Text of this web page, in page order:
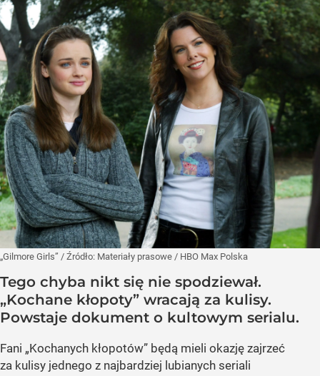
„Gilmore Girls” / Źródło: Materiały prasowe / HBO Max Polska
Tego chyba nikt się nie spodziewał.
„Kochane kłopoty” wracają za kulisy.
Powstaje dokument o kultowym serialu.
Fani „Kochanych kłopotów” będą mieli okazję zajrzeć
za kulisy jednego z najbardziej lubianych seriali